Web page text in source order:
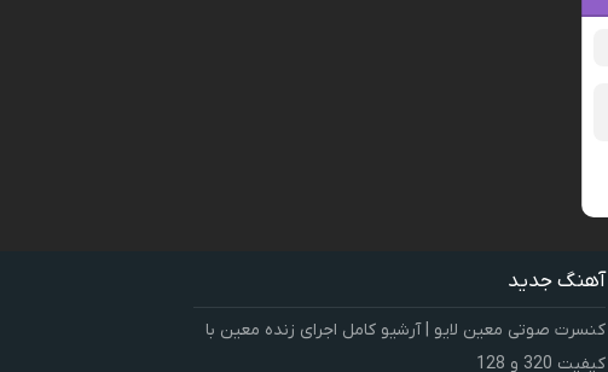
آهنگ جدید
کنسرت صوتی معین لایو | آرشیو کامل اجرای زنده معین با
کیفیت 320 و 128